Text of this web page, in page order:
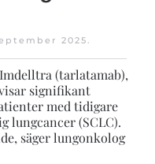
2025.
(tarlatamab),
signifikant
med tidigare
lungcancer (SCLC).
säger lungonkolog